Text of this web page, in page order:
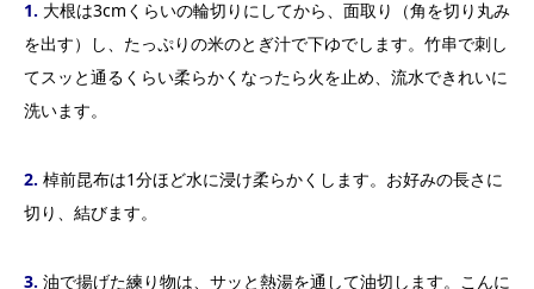
1. 大根は3cmくらいの輪切りにしてから、面取り（角を切り丸み
を出す）し、たっぷりの米のとぎ汁で下ゆでします。竹串で刺し
てスッと通るくらい柔らかくなったら火を止め、流水できれいに
洗います。
2. 棹前昆布は1分ほど水に浸け柔らかくします。お好みの長さに
切り、結びます。
3. 油で揚げた練り物は、サッと熱湯を通して油切します。こんに